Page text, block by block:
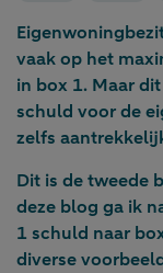
vaak op het
in box 1. Maar
schuld voor de
zelfs
Dit is de tweede
deze blog ga ik
1 schuld naar
diverse